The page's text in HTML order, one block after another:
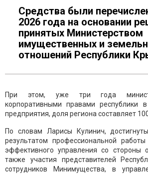
Средства были
2026 года на основании
принятых Министерством
имущественных и
отношений Республики
При этом, уже три года
корпоративными правами республики
предприятия, доля региона составляет
По словам Ларисы Кулинич,
результатом профессиональной
эффективного управления со стороны
также участия представителей
сотрудников Минимущества, в